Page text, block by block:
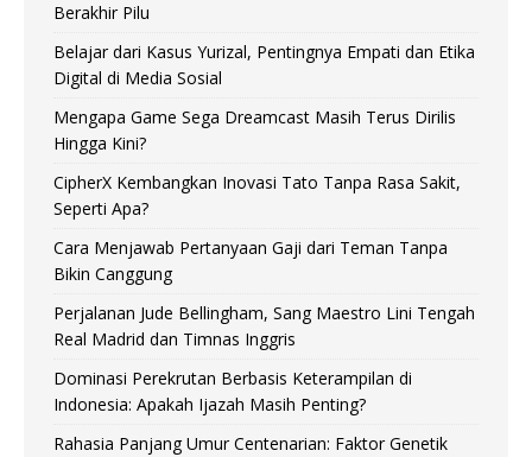
Berakhir Pilu
Belajar dari Kasus Yurizal, Pentingnya Empati dan Etika
Digital di Media Sosial
Mengapa Game Sega Dreamcast Masih Terus Dirilis
Hingga Kini?
CipherX Kembangkan Inovasi Tato Tanpa Rasa Sakit,
Seperti Apa?
Cara Menjawab Pertanyaan Gaji dari Teman Tanpa
Bikin Canggung
Perjalanan Jude Bellingham, Sang Maestro Lini Tengah
Real Madrid dan Timnas Inggris
Dominasi Perekrutan Berbasis Keterampilan di
Indonesia: Apakah Ijazah Masih Penting?
Rahasia Panjang Umur Centenarian: Faktor Genetik